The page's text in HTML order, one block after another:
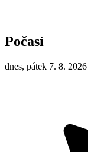
Počasí
dnes, pátek 7. 8. 2026